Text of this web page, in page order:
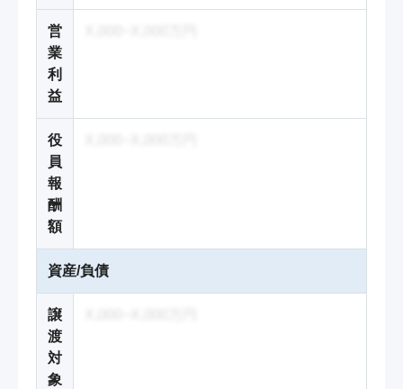
営
業
利
益
役
員
報
酬
額
資産/負債
譲
渡
対
象